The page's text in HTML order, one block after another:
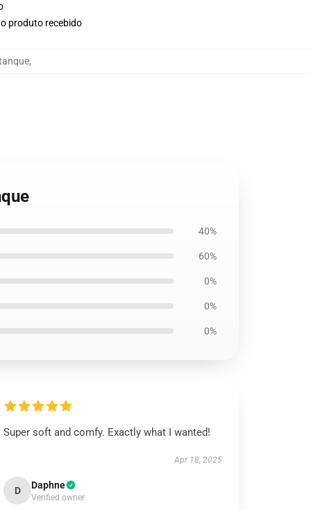
produto recebido
,
40%
60%
0%
0%
0%
Super soft and comfy. Exactly what I wanted!
Apr 18, 2025
D Daphne
Verified owner